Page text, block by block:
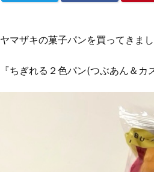
ヤマザキの菓子パンを買ってきまし
『ちぎれる２色パン(つぶあん＆カ